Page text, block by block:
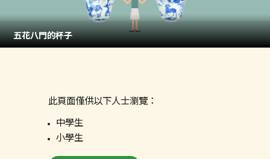
五花八門的杯子
此頁面僅供以下人士瀏覽：
中學生
小學生